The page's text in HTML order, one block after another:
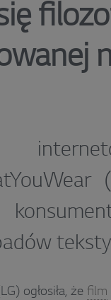
ogłosiła, że film